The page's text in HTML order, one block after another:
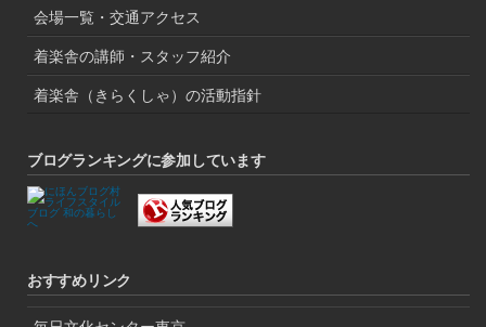
会場一覧・交通アクセス
着楽舎の講師・スタッフ紹介
着楽舎（きらくしゃ）の活動指針
ブログランキングに参加しています
おすすめリンク